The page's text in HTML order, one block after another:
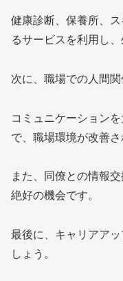
健康診断、保養所、
るサービスを利用し
次に、職場での人間関
コミュニケーション
で、職場環境が改善
また、同僚との情報
絶好の機会です。
最後に、キャリアア
しょう。